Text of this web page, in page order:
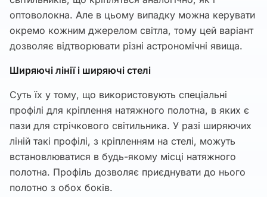
оптоволокна. Але в цьому випадку можна керувати
окремо кожним джерелом світла, тому цей варіант
дозволяє відтворювати різні астрономічні явища.
Ширяючі лінії і ширяючі стелі
Суть їх у тому, що використовують спеціальні
профілі для кріплення натяжного полотна, в яких є
пази для стрічкового світильника. У разі ширяючих
ліній такі профілі, з кріпленням на стелі, можуть
встановлюватися в будь-якому місці натяжного
полотна. Профіль дозволяє приєднувати до нього
полотно з обох боків.